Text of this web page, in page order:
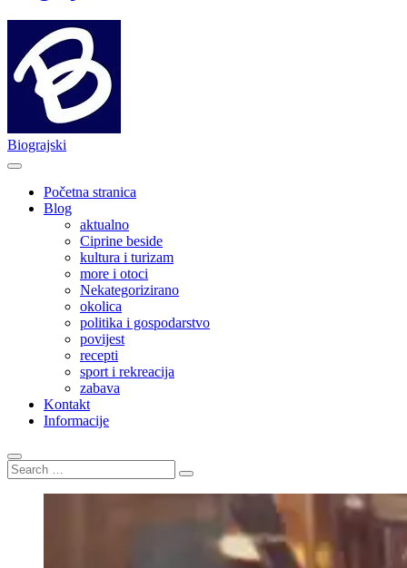
Biograjski
Početna stranica
Blog
aktualno
Ciprine beside
kultura i turizam
more i otoci
Nekategorizirano
okolica
politika i gospodarstvo
povijest
recepti
sport i rekreacija
zabava
Kontakt
Informacije
Search
…